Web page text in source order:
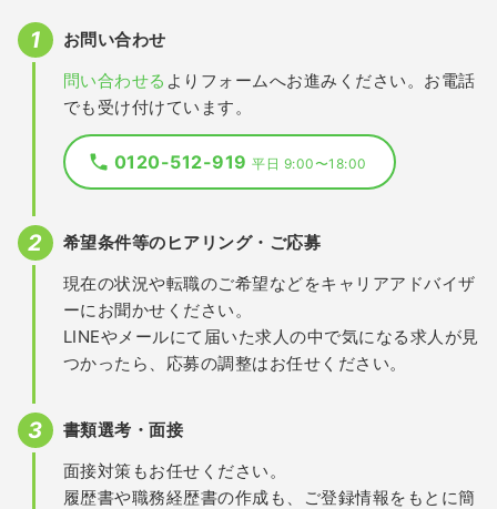
お問い合わせ
問い合わせる よりフォームへお進みください。お電話
でも受け付けています。
0120-512-919平日 9:00〜18:00
希望条件等のヒアリング・ご応募
現在の状況や転職のご希望などをキャリアアドバイザ
ーにお聞かせください。
LINEやメールにて届いた求人の中で気になる求人が見
つかったら、応募の調整はお任せください。
書類選考・面接
面接対策もお任せください。
履歴書や職務経歴書の作成も、ご登録情報をもとに簡